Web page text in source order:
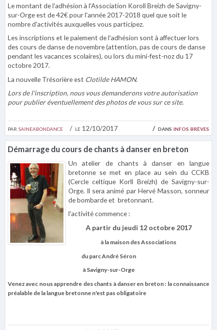
par saineabondance le 12/10/2017 dans infos brèves
Le montant de l'adhésion à l'Association Koroll Breizh de Savigny-
sur-Orge est de 42€ pour l'année 2017-2018 quel que soit le
nombre d'activités auxquelles vous participez.
Les inscriptions et le paiement de l'adhésion sont à affectuer lors
des cours de danse de novembre (attention, pas de cours de danse
pendant les vacances scolaires), ou lors du mini-fest-noz du 17
octobre 2017.
La nouvelle Trésorière est Clotilde HAMON.
Lors de l'inscription, nous vous demanderons votre autorisation
pour publier éventuellement des photos de vous sur ce site.
Démarrage du cours de chants à danser en breton
Un atelier de chants à danser en langue
bretonne se met en place au sein du CCKB
(Cercle celtique Korll Breizh) de Savigny-sur-
Orge. Il sera animé par Hervé Masson, sonneur
de bombarde et bretonnant.
l'activité commence :
A partir du jeudi 12 octobre 2017
à la maison des Associations
du parc André Séron
à Savigny-sur-Orge
Venez avec nous apprendre des chants à danser en breton : la connaissance
préalable de la langue bretonne n'est pas obligatoire